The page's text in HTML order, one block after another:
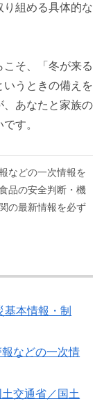
組める具体的な
そ、「冬が来る
うときの備えを
、あなたと家族の
す。
などの一次情報を
品の安全判断・機
の最新情報を必ず
本情報・制
などの一次情
交通省／国土